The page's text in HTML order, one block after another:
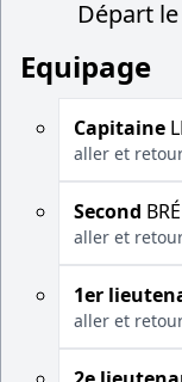
Départ
Equipage
Capitaine
aller et
Second
aller et
1er
aller et